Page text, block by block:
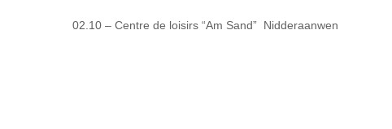
02.10 – Centre de loisirs “Am Sand” Nidderaanwen